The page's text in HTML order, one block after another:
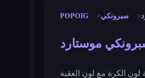
POPOIG سبرونكي
موستارد
الكرة مع لون العقبة